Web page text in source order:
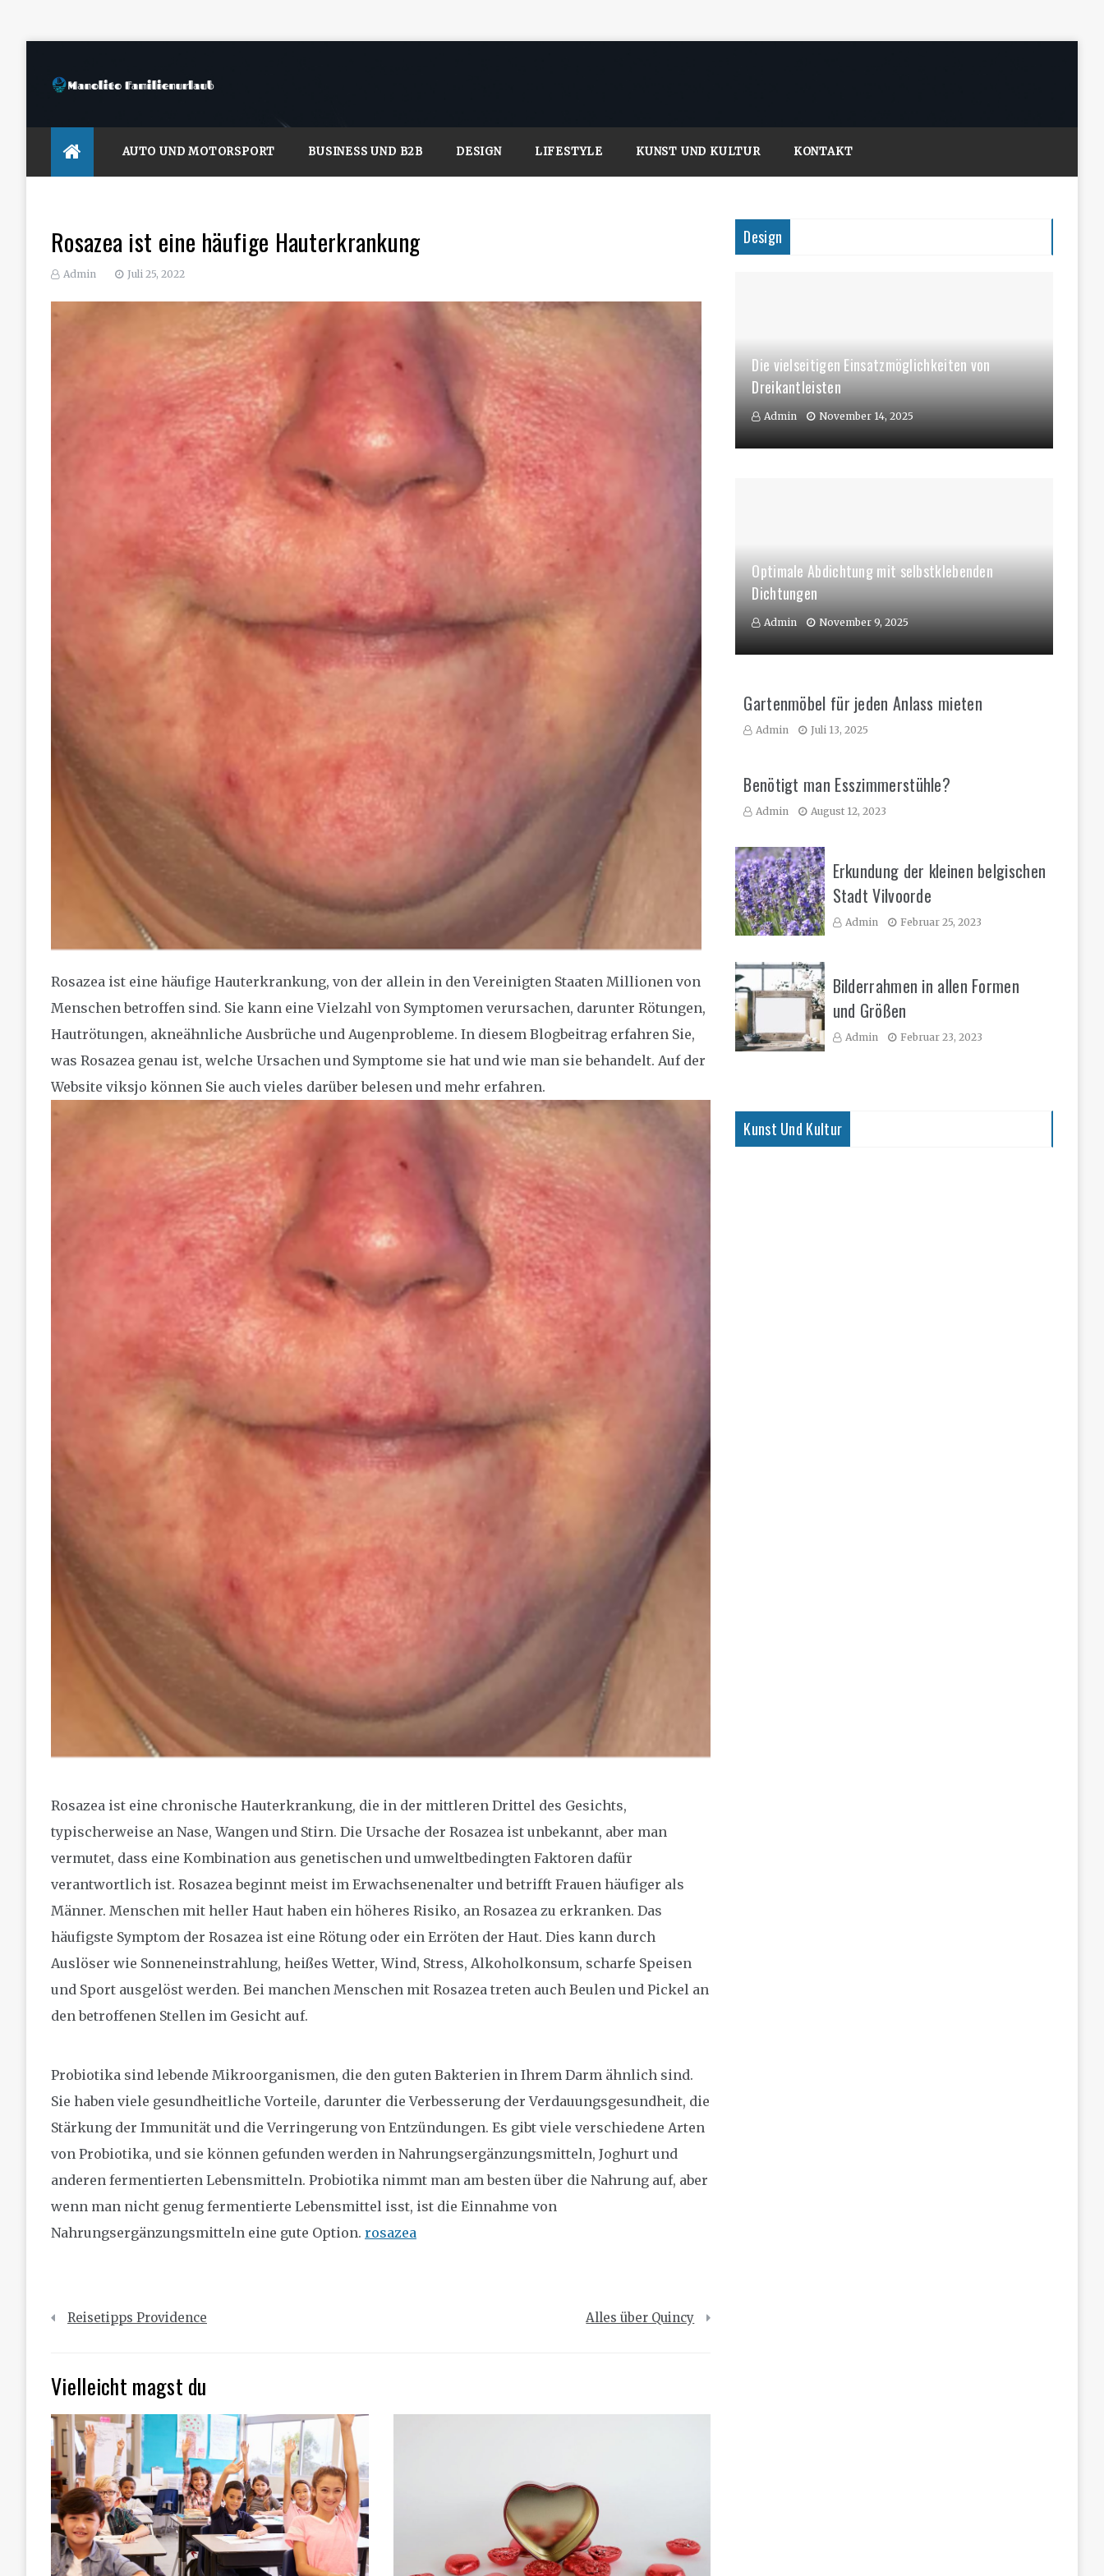
content
AUTO UND MOTORSPORT BUSINESS UND B2B DESIGN LIFESTYLE KUNST UND KULTUR KONTAKT
Rosazea ist eine häufige Hauterkrankung
Admin Juli 25, 2022
Rosazea ist eine häufige Hauterkrankung, von der allein in den Vereinigten Staaten Millionen von
Menschen betroffen sind. Sie kann eine Vielzahl von Symptomen verursachen, darunter Rötungen,
Hautrötungen, akneähnliche Ausbrüche und Augenprobleme. In diesem Blogbeitrag erfahren Sie,
was Rosazea genau ist, welche Ursachen und Symptome sie hat und wie man sie behandelt. Auf der
Website viksjo können Sie auch vieles darüber belesen und mehr erfahren.
Rosazea ist eine chronische Hauterkrankung, die in der mittleren Drittel des Gesichts,
typischerweise an Nase, Wangen und Stirn. Die Ursache der Rosazea ist unbekannt, aber man
vermutet, dass eine Kombination aus genetischen und umweltbedingten Faktoren dafür
verantwortlich ist. Rosazea beginnt meist im Erwachsenenalter und betrifft Frauen häufiger als
Männer. Menschen mit heller Haut haben ein höheres Risiko, an Rosazea zu erkranken. Das
häufigste Symptom der Rosazea ist eine Rötung oder ein Erröten der Haut. Dies kann durch
Auslöser wie Sonneneinstrahlung, heißes Wetter, Wind, Stress, Alkoholkonsum, scharfe Speisen
und Sport ausgelöst werden. Bei manchen Menschen mit Rosazea treten auch Beulen und Pickel an
den betroffenen Stellen im Gesicht auf.
Probiotika sind lebende Mikroorganismen, die den guten Bakterien in Ihrem Darm ähnlich sind.
Sie haben viele gesundheitliche Vorteile, darunter die Verbesserung der Verdauungsgesundheit, die
Stärkung der Immunität und die Verringerung von Entzündungen. Es gibt viele verschiedene Arten
von Probiotika, und sie können gefunden werden in Nahrungsergänzungsmitteln, Joghurt und
anderen fermentierten Lebensmitteln. Probiotika nimmt man am besten über die Nahrung auf, aber
wenn man nicht genug fermentierte Lebensmittel isst, ist die Einnahme von
Nahrungsergänzungsmitteln eine gute Option. rosazea
Beitragsnavigation
Reisetipps Providence Alles über Quincy
Vielleicht magst du
Design
Die vielseitigen Einsatzmöglichkeiten von
Dreikantleisten
Admin November 14, 2025
Optimale Abdichtung mit selbstklebenden
Dichtungen
Admin November 9, 2025
Gartenmöbel für jeden Anlass mieten
Admin Juli 13, 2025
Benötigt man Esszimmerstühle?
Admin August 12, 2023
Erkundung der kleinen belgischen
Stadt Vilvoorde
Admin Februar 25, 2023
Bilderrahmen in allen Formen
und Größen
Admin Februar 23, 2023
Kunst Und Kultur